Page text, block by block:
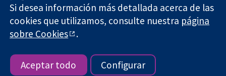
company limited by guarantee (no. 03044323) registered in
England & Wales. VAT registration number GB 718 2127 49.
Copyright © 2026 The Cochrane Collaboration
Términos y condiciones del sitio web|Responsabilidades
Privacidad|Política de cookies|Configuración de cookies
Si desea información más detallada acerca de las
cookies que utilizamos, consulte nuestra página
sobre Cookies
.
Aceptar todo Configurar